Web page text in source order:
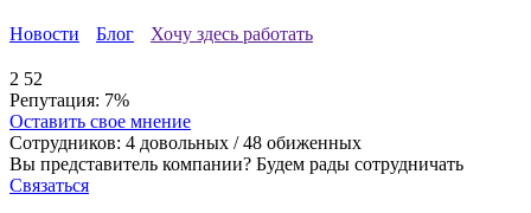
Новости Блог Хочу здесь работать
2 52
Репутация: 7%
Оставить свое мнение
Сотрудников: 4 довольных /48 обиженных
Вы представитель компании? Будем рады сотрудничать
Связаться